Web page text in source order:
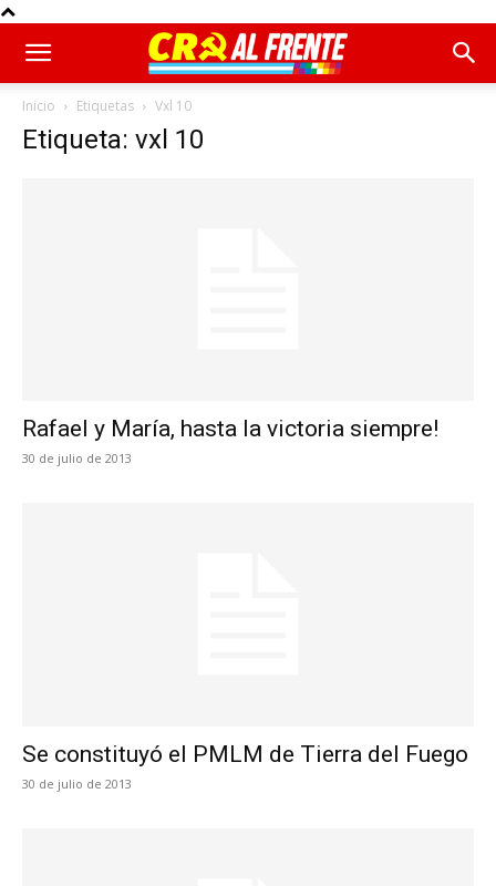
Inicio Etiquetas Vxl 10
Etiqueta: vxl 10
Rafael y María, hasta la victoria siempre!
30 de julio de 2013
Se constituyó el PMLM de Tierra del Fuego
30 de julio de 2013